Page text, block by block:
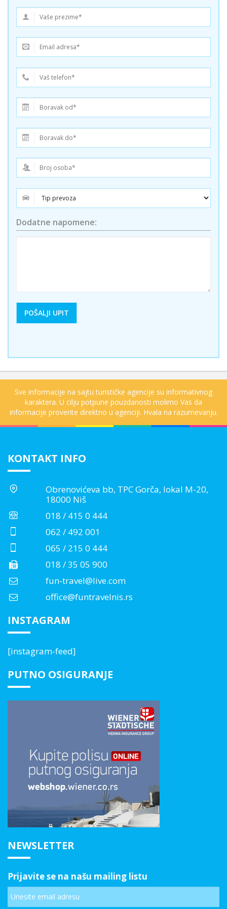
Dodatne napomene:
Sve informacije na sajtu turističke agencije su informativnog
karaktera. U cilju potpune pouzdanosti molimo Vas da
informacije proverite direktno u agenciji. Hvala na razumevanju.
KONTAKT INFO
Obrenovićeva bb, TPC Gorča, lokal M-20,
18000 Niš
018 / 415 0 444
062 / 492 001
065 / 215 0 444
018 / 35 05 900
fun-travel@live.com
office@funtravelnis.rs
INSTAGRAM
[instagram-feed]
PUTNO OSIGURANJE
NEWSLETTER
Prijavite se na našu mailing listu